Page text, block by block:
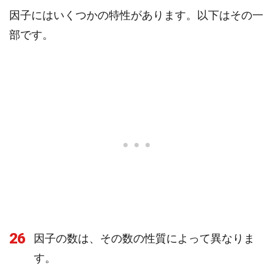
因子にはいくつかの特性があります。以下はその一
部です。
26
因子の数は、その数の性質によって異なりま
す。